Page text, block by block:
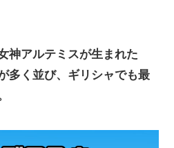
神アルテミスが生まれた
多く並び、ギリシャでも最